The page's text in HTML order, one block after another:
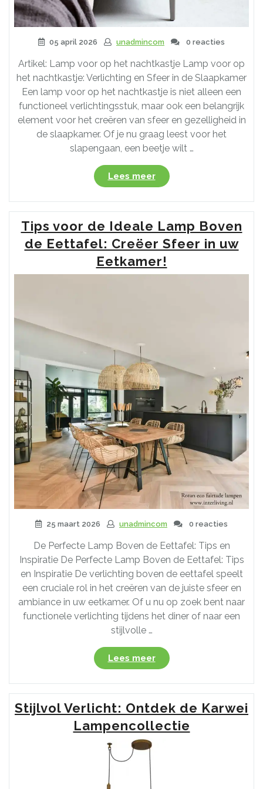
05 april 2026 unadmincom 0 reacties
Artikel: Lamp voor op het nachtkastje Lamp voor op
het nachtkastje: Verlichting en Sfeer in de Slaapkamer
Een lamp voor op het nachtkastje is niet alleen een
functioneel verlichtingsstuk, maar ook een belangrijk
element voor het creëren van sfeer en gezelligheid in
de slaapkamer. Of je nu graag leest voor het
slapengaan, een beetje wilt …
Lees meer“Verlichting
en
Sfeer:
De
Perfecte
Lamp
voor
op
Tips voor de Ideale Lamp Boven
de Eettafel: Creëer Sfeer in uw
Eetkamer!
25 maart 2026 unadmincom 0 reacties
De Perfecte Lamp Boven de Eettafel: Tips en
Inspiratie De Perfecte Lamp Boven de Eettafel: Tips
en Inspiratie De verlichting boven de eettafel speelt
een cruciale rol in het creëren van de juiste sfeer en
ambiance in uw eetkamer. Of u nu op zoek bent naar
functionele verlichting tijdens het diner of naar een
stijlvolle …
Lees meer“Tips
voor
de
Ideale
Lamp
Boven
de
Stijlvol Verlicht: Ontdek de Karwei
Lampencollectie